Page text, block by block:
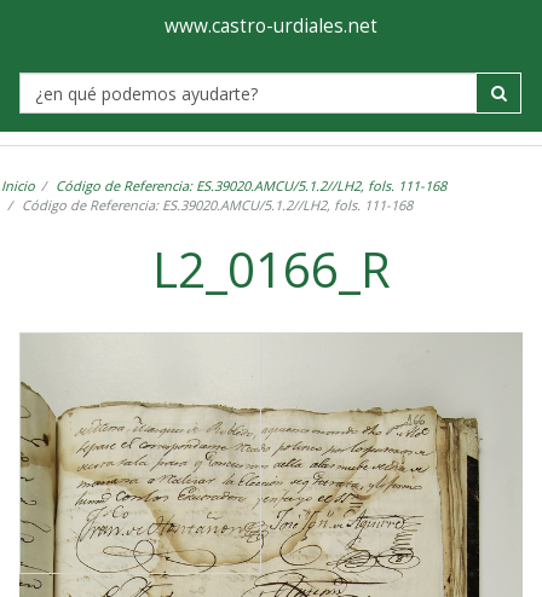
Ayuntamiento
de
Castro-
Urdiales
www.castro-urdiales.net
Label
Inicio
Código de Referencia: ES.39020.AMCU/5.1.2//LH2, fols. 111-168
Código de Referencia: ES.39020.AMCU/5.1.2//LH2, fols. 111-168
L2_0166_R